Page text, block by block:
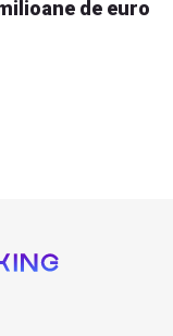
de euro